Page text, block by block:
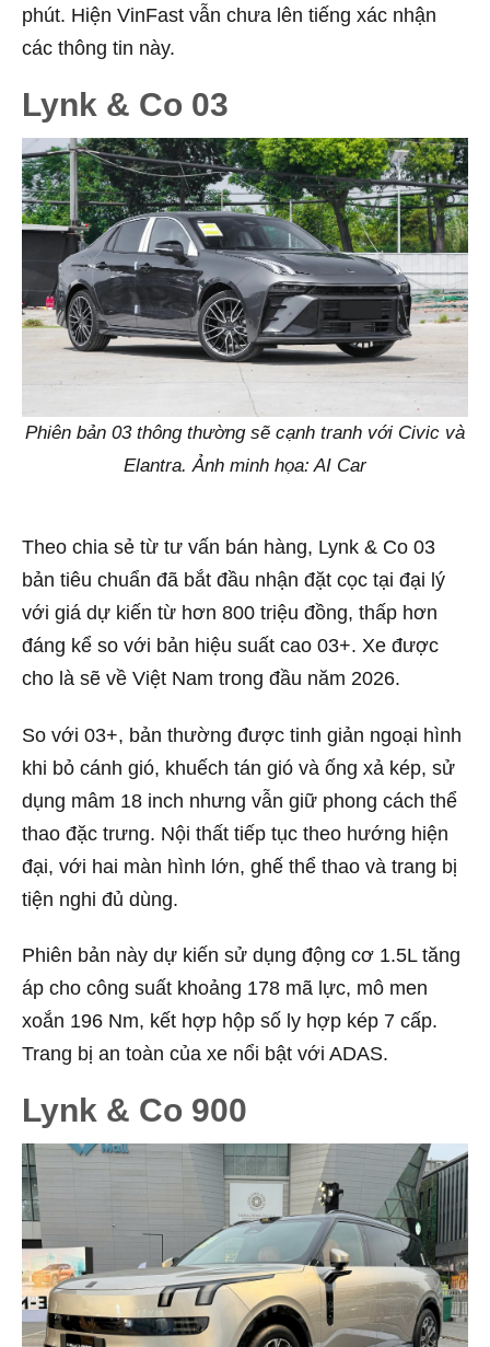
phút. Hiện VinFast vẫn chưa lên tiếng xác nhận
các thông tin này.
Lynk & Co 03
Phiên bản 03 thông thường sẽ cạnh tranh với Civic và
Elantra. Ảnh minh họa: AI Car
Theo chia sẻ từ tư vấn bán hàng, Lynk & Co 03
bản tiêu chuẩn đã bắt đầu nhận đặt cọc tại đại lý
với giá dự kiến từ hơn 800 triệu đồng, thấp hơn
đáng kể so với bản hiệu suất cao 03+. Xe được
cho là sẽ về Việt Nam trong đầu năm 2026.
So với 03+, bản thường được tinh giản ngoại hình
khi bỏ cánh gió, khuếch tán gió và ống xả kép, sử
dụng mâm 18 inch nhưng vẫn giữ phong cách thể
thao đặc trưng. Nội thất tiếp tục theo hướng hiện
đại, với hai màn hình lớn, ghế thể thao và trang bị
tiện nghi đủ dùng.
Phiên bản này dự kiến sử dụng động cơ 1.5L tăng
áp cho công suất khoảng 178 mã lực, mô men
xoắn 196 Nm, kết hợp hộp số ly hợp kép 7 cấp.
Trang bị an toàn của xe nổi bật với ADAS.
Lynk & Co 900